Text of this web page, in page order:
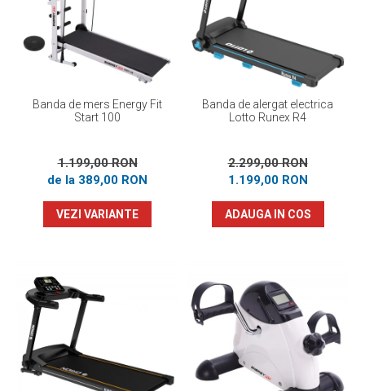
Accesorii inot
Genti si rucsacuri
Tricouri, pantaloni, bluze
Costume profesionale inot
Banda de mers Energy Fit
Start 100
1.199,00 RON
de la 389,00 RON
VEZI VARIANTE
Banda de alergat electrica
Lotto Runex R4
2.299,00 RON
1.199,00 RON
ADAUGA IN COS